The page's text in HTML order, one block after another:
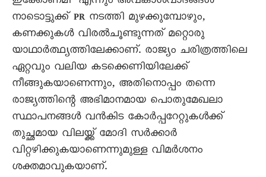
നാടൊട്ടുക്ക് PR നടത്തി മുഴക്കുമ്പോഴും,
കണക്കുകൾ വിരൽചൂണ്ടുന്നത് മറ്റൊരു
യാഥാർത്ഥ്യത്തിലേക്കാണ്. രാജ്യം ചരിത്രത്തിലെ
ഏറ്റവും വലിയ കടക്കെണിയിലേക്ക്
നീങ്ങുകയാണെന്നും, അതിനൊപ്പം തന്നെ
രാജ്യത്തിന്റെ അഭിമാനമായ പൊതുമേഖലാ
സ്ഥാപനങ്ങൾ വൻകിട കോർപ്പറേറ്റുകൾക്ക്
തുച്ഛമായ വിലയ്ക്ക് മോദി സർക്കാർ
വിറ്റഴിക്കുകയാണെന്നുമുള്ള വിമർശനം
ശക്തമാവുകയാണ്.